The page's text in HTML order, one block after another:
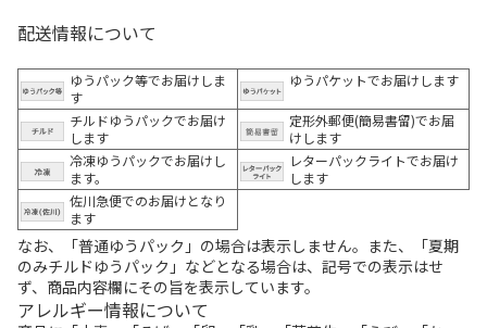
配送情報について
ゆうパック等でお届けしま
す
ゆうパケットでお届けします
チルドゆうパックでお届け
します
定形外郵便(簡易書留)でお届
けします
冷凍ゆうパックでお届けし
ます。
レターパックライトでお届け
します
佐川急便でのお届けとなり
ます
なお、「普通ゆうパック」の場合は表示しません。また、「夏期
のみチルドゆうパック」などとなる場合は、記号での表示はせ
ず、商品内容欄にその旨を表示しています。
アレルギー情報について